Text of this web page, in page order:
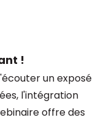
!
un exposé
l'intégration
offre des